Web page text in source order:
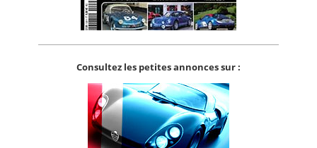
Consultez les petites annonces sur :